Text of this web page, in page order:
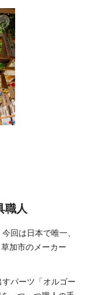
職人
回は日本で唯一、
加市のメーカー
パーツ「オルゴー